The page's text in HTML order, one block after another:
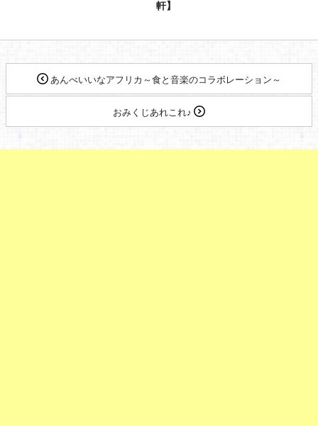
軒】
あんべいいなアフリカ～食と音楽のコラボレーション～
おみくじあれこれ♪